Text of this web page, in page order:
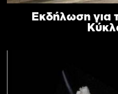
Εκδήλωση για